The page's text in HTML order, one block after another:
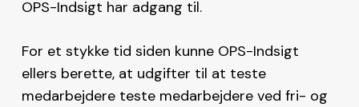
OPS-Indsigt har adgang til.
For et stykke tid siden kunne OPS-Indsigt
ellers berette, at udgifter til at teste
medarbejdere teste medarbejdere ved fri- og